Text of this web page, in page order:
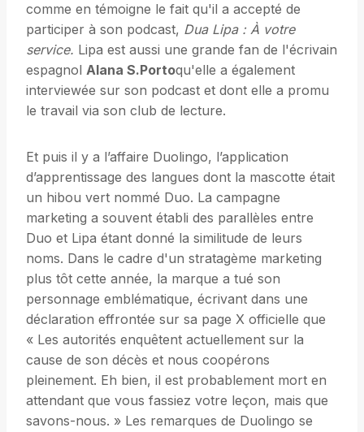
comme en témoigne le fait qu'il a accepté de
participer à son podcast, Dua Lipa : À votre
service. Lipa est aussi une grande fan de l'écrivain
espagnol Alana S.Portoqu'elle a également
interviewée sur son podcast et dont elle a promu
le travail via son club de lecture.
Et puis il y a l’affaire Duolingo, l’application
d’apprentissage des langues dont la mascotte était
un hibou vert nommé Duo. La campagne
marketing a souvent établi des parallèles entre
Duo et Lipa étant donné la similitude de leurs
noms. Dans le cadre d'un stratagème marketing
plus tôt cette année, la marque a tué son
personnage emblématique, écrivant dans une
déclaration effrontée sur sa page X officielle que
« Les autorités enquêtent actuellement sur la
cause de son décès et nous coopérons
pleinement. Eh bien, il est probablement mort en
attendant que vous fassiez votre leçon, mais que
savons-nous. » Les remarques de Duolingo se